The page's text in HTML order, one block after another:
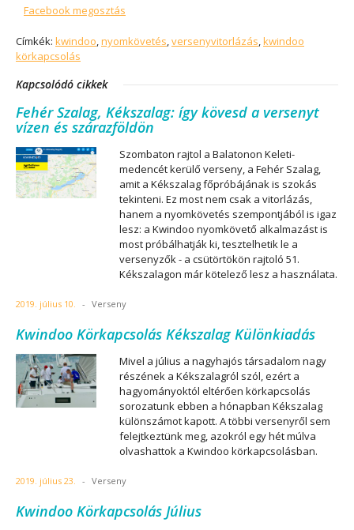
Facebook megosztás
Címkék: kwindoo,nyomkövetés,versenyvitorlázás,kwindoo
körkapcsolás
Kapcsolódó cikkek
Fehér Szalag, Kékszalag: így kövesd a versenyt
vízen és szárazföldön
Szombaton rajtol a Balatonon Keleti-
medencét kerülő verseny, a Fehér Szalag,
amit a Kékszalag főpróbájának is szokás
tekinteni. Ez most nem csak a vitorlázás,
hanem a nyomkövetés szempontjából is igaz
lesz: a Kwindoo nyomkövető alkalmazást is
most próbálhatják ki, tesztelhetik le a
versenyzők - a csütörtökön rajtoló 51.
Kékszalagon már kötelező lesz a használata.
2019. július 10. - Verseny
Kwindoo Körkapcsolás Kékszalag Különkiadás
Mivel a július a nagyhajós társadalom nagy
részének a Kékszalagról szól, ezért a
hagyományoktól eltérően körkapcsolás
sorozatunk ebben a hónapban Kékszalag
különszámot kapott. A többi versenyről sem
felejtkeztünk meg, azokról egy hét múlva
olvashattok a Kwindoo körkapcsolásban.
2019. július 23. - Verseny
Kwindoo Körkapcsolás Július